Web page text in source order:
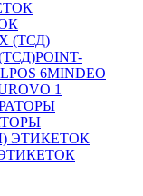
POINT-
6MINDEO
1